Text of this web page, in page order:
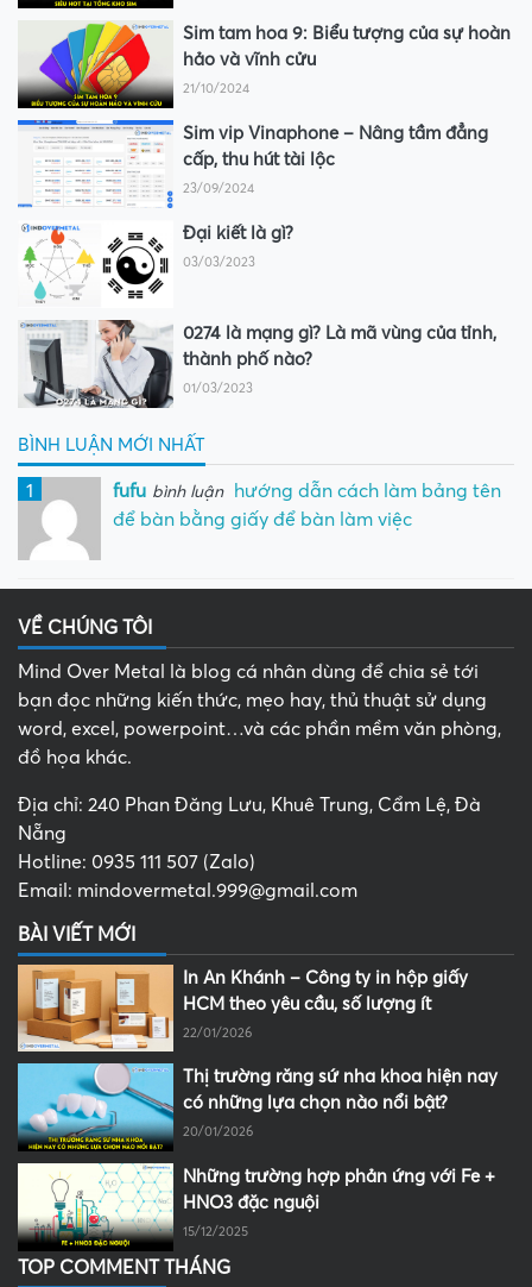
Sim tam hoa 9: Biểu tượng của sự hoàn
hảo và vĩnh cửu
21/10/2024
Sim vip Vinaphone – Nâng tầm đẳng
cấp, thu hút tài lộc
23/09/2024
Đại kiết là gì?
03/03/2023
0274 là mạng gì? Là mã vùng của tỉnh,
thành phố nào?
01/03/2023
BÌNH LUẬN MỚI NHẤT
1 fufu bình luận
hướng dẫn cách làm bảng tên
để bàn bằng giấy để bàn làm việc
VỀ CHÚNG TÔI
Mind Over Metal là blog cá nhân dùng để chia sẻ tới
bạn đọc những kiến thức, mẹo hay, thủ thuật sử dụng
word, excel, powerpoint…và các phần mềm văn phòng,
đồ họa khác.
Địa chỉ: 240 Phan Đăng Lưu, Khuê Trung, Cẩm Lệ, Đà
Nẵng
Hotline: 0935 111 507 (Zalo)
Email: mindovermetal.999@gmail.com
BÀI VIẾT MỚI
In An Khánh – Công ty in hộp giấy
HCM theo yêu cầu, số lượng ít
22/01/2026
Thị trường răng sứ nha khoa hiện nay
có những lựa chọn nào nổi bật?
20/01/2026
Những trường hợp phản ứng với Fe +
HNO3 đặc nguội
15/12/2025
TOP COMMENT THÁNG